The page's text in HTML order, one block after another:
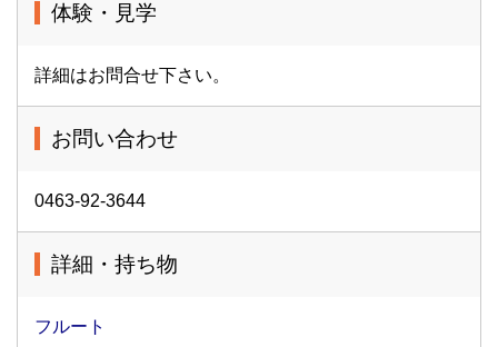
体験・見学
詳細はお問合せ下さい。
お問い合わせ
0463-92-3644
詳細・持ち物
フルート